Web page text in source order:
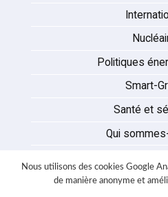
Politiques
Smart-
Santé et
Qui
Nous utilisons des cookies Google
de manière anonyme et